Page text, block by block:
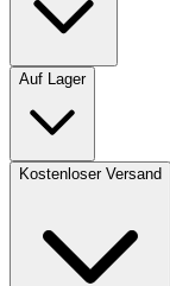
Auf Lager
Kostenloser Versand